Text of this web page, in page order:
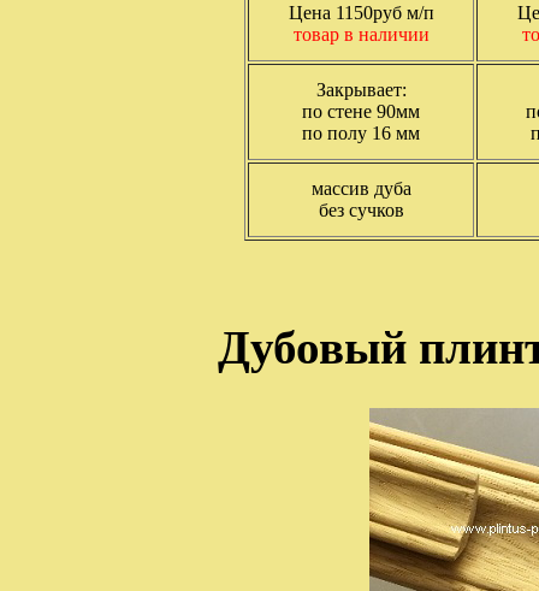
Цена 1150руб м/п
товар в наличии
Закрывает:
по стене 90мм
по полу 16 мм
массив дуба
без сучков
Дубовый